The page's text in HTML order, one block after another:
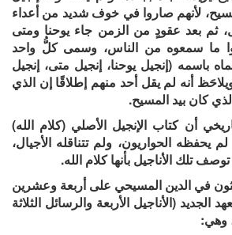
لأنهم صاروا في خوف شديد من أعداء
ثم بعد عقودٍ من الزمن جاء يوحنا ومتى
ما سمعوه من الناس، وسمى كلُّ واحد
باسمه (إنجيل يوحنا، إنجيل متى، إنجيل
أنه لم يقل أحد منهم إطلاقًا إن الذي
كان بيد المسيح.
أن كتاب الإنجيل الأصلي (كلام الله)
يحفظه الحواريون، ولم تتناقله الأجيال،
تلك الأناجيل بأنها كلام الله.
في الدين المسيحي على أربعة وعشرين
الجديد (الأناجيل الأربعة والرسائل الثلاثة
وهي: